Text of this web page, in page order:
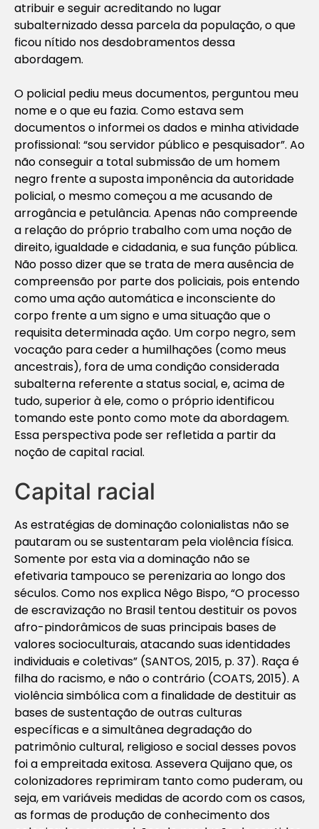
atribuir e seguir acreditando no lugar
subalternizado dessa parcela da população, o que
ficou nítido nos desdobramentos dessa
abordagem.
O policial pediu meus documentos, perguntou meu
nome e o que eu fazia. Como estava sem
documentos o informei os dados e minha atividade
profissional: “sou servidor público e pesquisador”. Ao
não conseguir a total submissão de um homem
negro frente a suposta imponência da autoridade
policial, o mesmo começou a me acusando de
arrogância e petulância. Apenas não compreende
a relação do próprio trabalho com uma noção de
direito, igualdade e cidadania, e sua função pública.
Não posso dizer que se trata de mera ausência de
compreensão por parte dos policiais, pois entendo
como uma ação automática e inconsciente do
corpo frente a um signo e uma situação que o
requisita determinada ação. Um corpo negro, sem
vocação para ceder a humilhações (como meus
ancestrais), fora de uma condição considerada
subalterna referente a status social, e, acima de
tudo, superior à ele, como o próprio identificou
tomando este ponto como mote da abordagem.
Essa perspectiva pode ser refletida a partir da
noção de capital racial.
Capital racial
As estratégias de dominação colonialistas não se
pautaram ou se sustentaram pela violência física.
Somente por esta via a dominação não se
efetivaria tampouco se perenizaria ao longo dos
séculos. Como nos explica Nêgo Bispo, “O processo
de escravização no Brasil tentou destituir os povos
afro-pindorâmicos de suas principais bases de
valores socioculturais, atacando suas identidades
individuais e coletivas” (SANTOS, 2015, p. 37). Raça é
filha do racismo, e não o contrário (COATS, 2015). A
violência simbólica com a finalidade de destituir as
bases de sustentação de outras culturas
específicas e a simultânea degradação do
patrimônio cultural, religioso e social desses povos
foi a empreitada exitosa. Assevera Quijano que, os
colonizadores reprimiram tanto como puderam, ou
seja, em variáveis medidas de acordo com os casos,
as formas de produção de conhecimento dos